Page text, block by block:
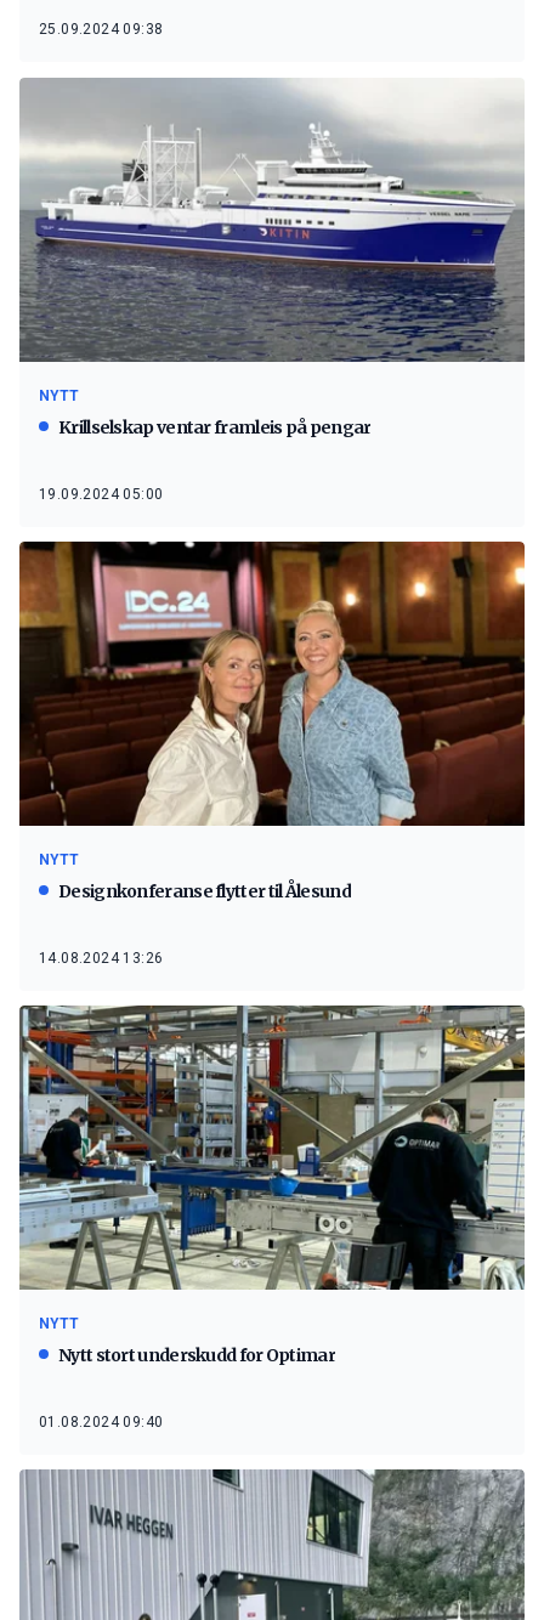
25.09.2024 09:38
NYTT
Krillselskap ventar framleis på pengar
19.09.2024 05:00
NYTT
Designkonferanse flytter til Ålesund
14.08.2024 13:26
NYTT
Nytt stort underskudd for Optimar
01.08.2024 09:40